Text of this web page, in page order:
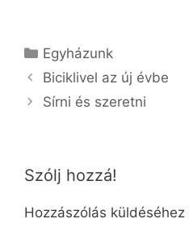
Kategória
Egyházunk
Biciklivel az új évbe
Sírni és szeretni
Szólj hozzá!
Hozzászólás küldéséhez